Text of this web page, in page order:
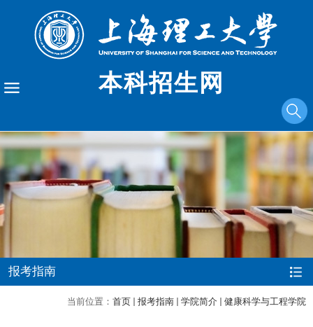
本科招生网
报考指南
当前位置： 首页 报考指南 学院简介 健康科学与工程学院